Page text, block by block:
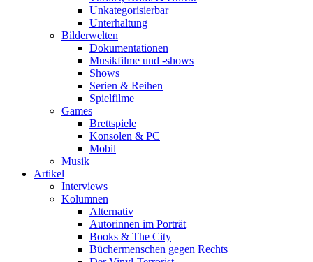
Unkategorisierbar
Unterhaltung
Bilderwelten
Dokumentationen
Musikfilme und -shows
Shows
Serien & Reihen
Spielfilme
Games
Brettspiele
Konsolen & PC
Mobil
Musik
Artikel
Interviews
Kolumnen
Alternativ
Autorinnen im Porträt
Books & The City
Büchermenschen gegen Rechts